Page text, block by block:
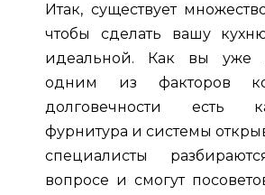
Итак, существует
чтобы сделать вашу
идеальной. Как вы уже
одним из факторов
долговечности есть
фурнитура и системы
специалисты
вопросе и смогут